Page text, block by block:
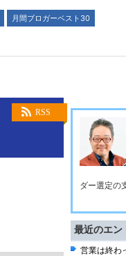
月間ブロガーベスト30
RSS
ダー選定の
最近のエン
営業は終わ